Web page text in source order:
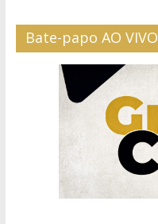
Bate-papo AO VIVO